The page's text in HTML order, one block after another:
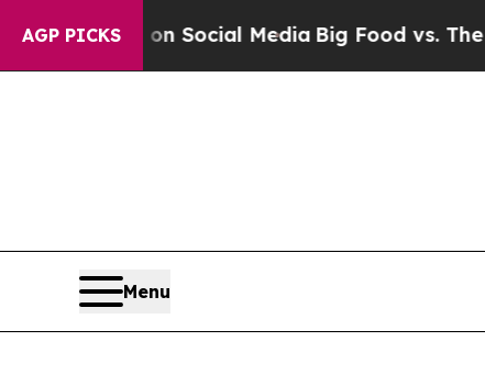
AGP PICKS
on Social MediaBig Food vs. The People.
Menu